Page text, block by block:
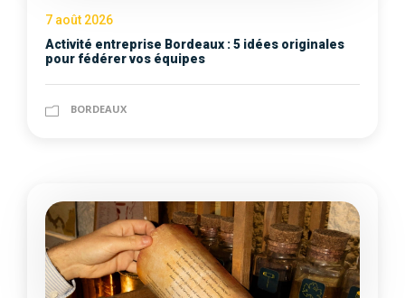
7 août 2026
Activité entreprise Bordeaux : 5 idées originales
pour fédérer vos équipes
BORDEAUX